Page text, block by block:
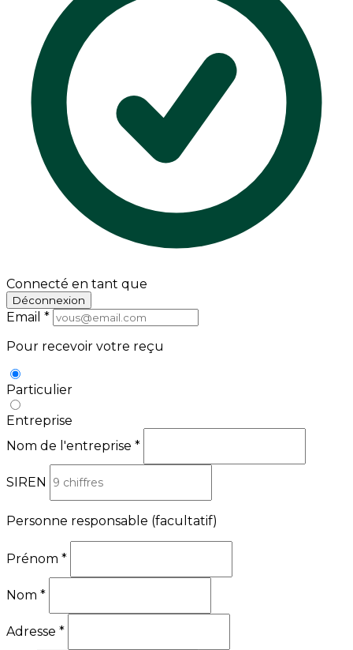
Connecté en tant que
Déconnexion
Email *
Pour recevoir votre reçu
Particulier
Entreprise
Nom de l'entreprise *
SIREN
Personne responsable (facultatif)
Prénom *
Nom *
Adresse *